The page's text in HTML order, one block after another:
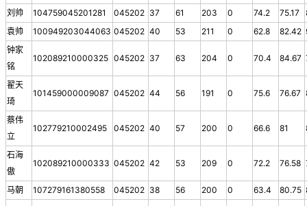
刘帅 104759045201281 045202 37 61 203 0 74.2 75.17
袁帅
100949203044063 045202 40 53 211 0 62.8 82.42
钟家
铭
102089210000325 045202 37 63 204 0 70.4 84.67
翟天
琦
101459000009087 045202 44 56 191 0 75.6 76.67
蔡伟
立
102779210002495 045202 40 57 200 0 66.6 81
石海
傲
102089210000333 045202 42 53 209 0 72.2 76.58
马朝 107279161380558 045202 38 56 200 0 63.4 80.75